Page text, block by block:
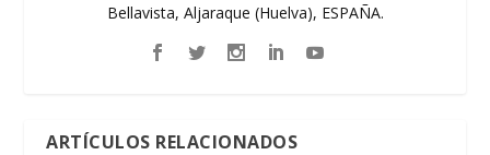
Bellavista, Aljaraque (Huelva), ESPAÑA.
ARTÍCULOS RELACIONADOS